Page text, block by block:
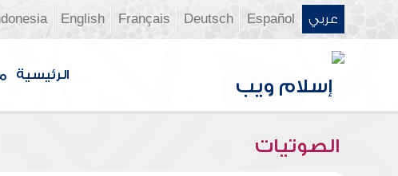
عربي Español
Deutsch
Français
English
الرئيسية
الصوتيات